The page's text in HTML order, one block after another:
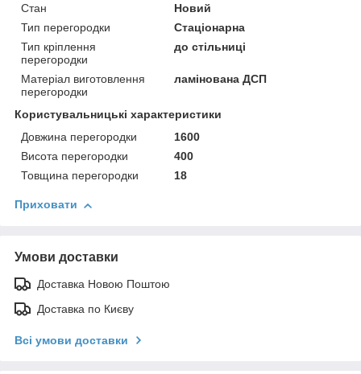
Стан
Новий
Тип перегородки
Стаціонарна
Тип кріплення
перегородки
до стільниці
Матеріал виготовлення
перегородки
ламінована ДСП
Користувальницькі характеристики
Довжина перегородки
1600
Висота перегородки
400
Товщина перегородки
18
Приховати
Умови доставки
Доставка Новою Поштою
Доставка по Києву
Всі умови доставки